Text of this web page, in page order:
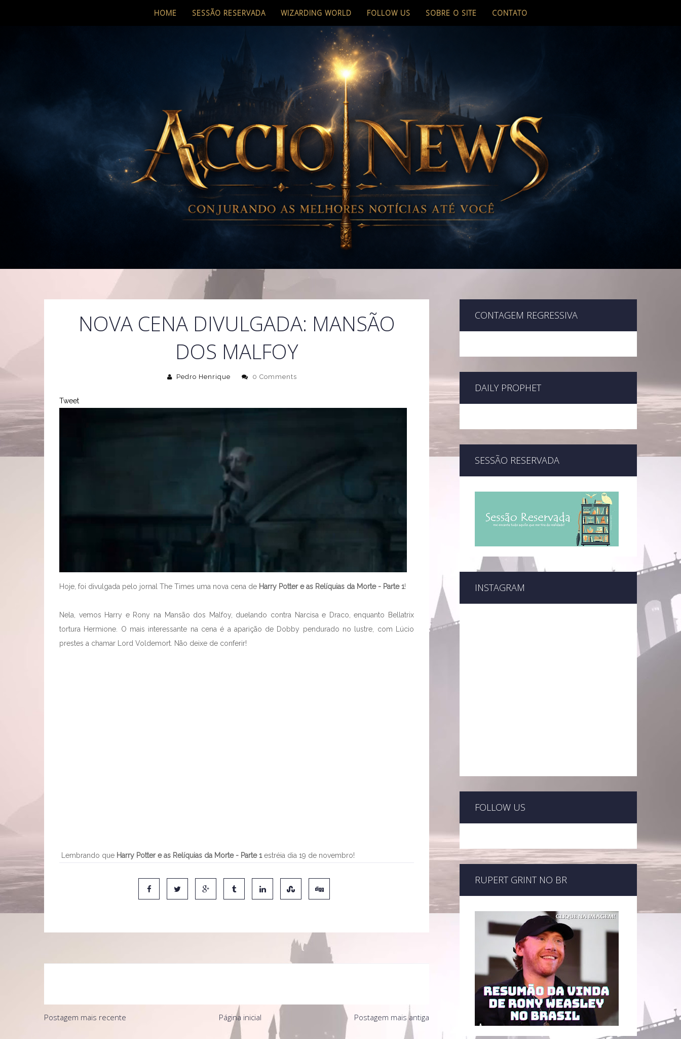
HOME SESSÃO RESERVADA WIZARDING WORLD FOLLOW US SOBRE O SITE CONTATO
NOVA CENA DIVULGADA: MANSÃO
DOS MALFOY
Pedro Henrique 0 Comments
Tweet
Hoje, foi divulgada pelo jornal The Times uma nova cena de Harry Potter e as Relíquias da Morte - Parte 1!
Nela, vemos Harry e Rony na Mansão dos Malfoy, duelando contra Narcisa e Draco, enquanto Bellatrix
tortura Hermione. O mais interessante na cena é a aparição de Dobby pendurado no lustre, com Lúcio
prestes a chamar Lord Voldemort. Não deixe de conferir!
Lembrando que Harry Potter e as Relíquias da Morte - Parte 1estréia dia 19 de novembro!
Postagem mais recente Postagem mais antiga
Página inicial
CONTAGEM REGRESSIVA
DAILY PROPHET
SESSÃO RESERVADA
INSTAGRAM
FOLLOW US
RUPERT GRINT NO BR